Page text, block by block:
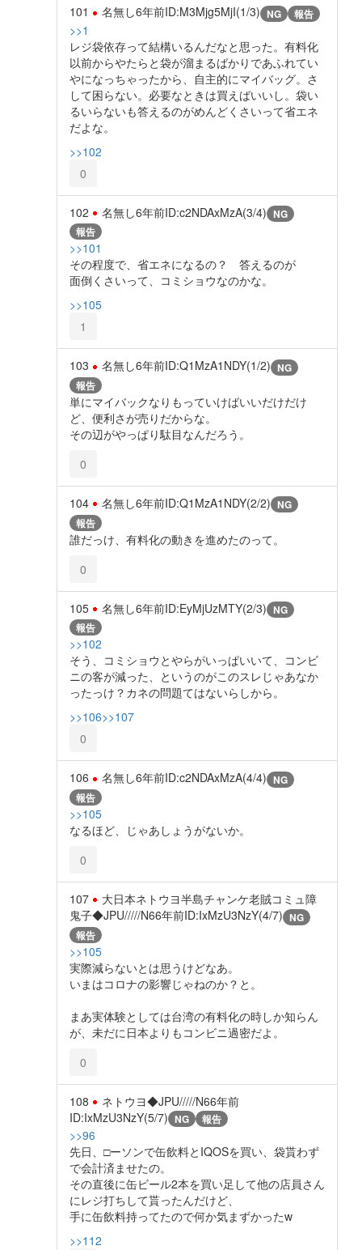
101 名無し6年前ID:M3Mjg5MjI(1/3) NG 報告
>>1
レジ袋依存って結構いるんだなと思った。有料化
以前からやたらと袋が溜まるばかりであふれてい
やになっちゃったから、自主的にマイバッグ。さ
して困らない。必要なときは買えばいいし。袋い
るいらないも答えるのがめんどくさいって省エネ
だよな。
>>102
0
102 名無し6年前ID:c2NDAxMzA(3/4) NG
報告
>>101
その程度で、省エネになるの？ 答えるのが
面倒くさいって、コミショウなのかな。
>>105
1
103 名無し6年前ID:Q1MzA1NDY(1/2) NG
報告
単にマイバックなりもっていけばいいだけだけ
ど、便利さが売りだからな。
その辺がやっぱり駄目なんだろう。
0
104 名無し6年前ID:Q1MzA1NDY(2/2) NG
報告
誰だっけ、有料化の動きを進めたのって。
0
105 名無し6年前ID:EyMjUzMTY(2/3) NG
報告
>>102
そう、コミショウとやらがいっぱいいて、コンビ
ニの客が減った、というのがこのスレじゃあなか
ったっけ？カネの問題てはないらしから。
>>106>>107
0
106 名無し6年前ID:c2NDAxMzA(4/4) NG
報告
>>105
なるほど、じゃあしょうがないか。
0
107
大日本ネトウヨ半島チャンケ老賊コミュ障
鬼子◆JPU/////N66年前ID:IxMzU3NzY(4/7) NG
報告
>>105
実際減らないとは思うけどなあ。
いまはコロナの影響じゃねのか？と。
まあ実体験としては台湾の有料化の時しか知らん
が、未だに日本よりもコンビニ過密だよ。
0
108 ネトウヨ◆JPU/////N66年前
ID:IxMzU3NzY(5/7) NG 報告
>>96
先日、□ーソンで缶飲料とIQOSを買い、袋貰わず
で会計済ませたの。
その直後に缶ビール2本を買い足して他の店員さん
にレジ打ちして貰ったんだけど、
手に缶飲料持ってたので何か気まずかったw
>>112